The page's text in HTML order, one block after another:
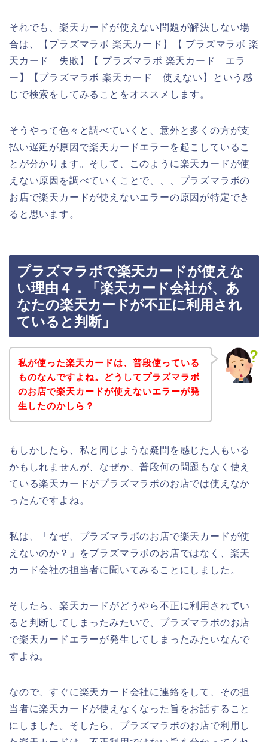
それでも、楽天カードが使えない問題が解決しない場
合は、【プラズマラボ 楽天カード】【 プラズマラボ 楽
天カード 失敗】【 プラズマラボ 楽天カード エラ
ー】【プラズマラボ 楽天カード 使えない】という感
じで検索をしてみることをオススメします。
そうやって色々と調べていくと、意外と多くの方が支
払い遅延が原因で楽天カードエラーを起こしているこ
とが分かります。そして、このように楽天カードが使
えない原因を調べていくことで、、、プラズマラボの
お店で楽天カードが使えないエラーの原因が特定でき
ると思います。
プラズマラボで楽天カードが使えな
い理由４．「楽天カード会社が、あ
なたの楽天カードが不正に利用され
ていると判断」
私が使った楽天カードは、普段使っている
ものなんですよね。どうしてプラズマラボ
のお店で楽天カードが使えないエラーが発
生したのかしら？
もしかしたら、私と同じような疑問を感じた人もいる
かもしれませんが、なぜか、普段何の問題もなく使え
ている楽天カードがプラズマラボのお店では使えなか
ったんですよね。
私は、「なぜ、プラズマラボのお店で楽天カードが使
えないのか？」をプラズマラボのお店ではなく、楽天
カード会社の担当者に聞いてみることにしました。
そしたら、楽天カードがどうやら不正に利用されてい
ると判断してしまったみたいで、プラズマラボのお店
で楽天カードエラーが発生してしまったみたいなんで
すよね。
なので、すぐに楽天カード会社に連絡をして、その担
当者に楽天カードが使えなくなった旨をお話すること
にしました。そしたら、プラズマラボのお店で利用し